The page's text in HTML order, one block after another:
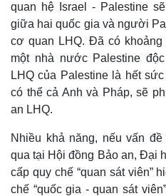
quan hệ Israel - Palestine
giữa hai quốc gia và người
cơ quan LHQ. Đã có
một nhà nước Palestine
LHQ của Palestine là hết
có thể cả Anh và Pháp, sẽ
an LHQ.
Nhiều khả năng, nếu vấn
qua tại Hội đồng Bảo an, Đại
cấp quy chế “quan sát viên”
chế “quốc gia - quan sát